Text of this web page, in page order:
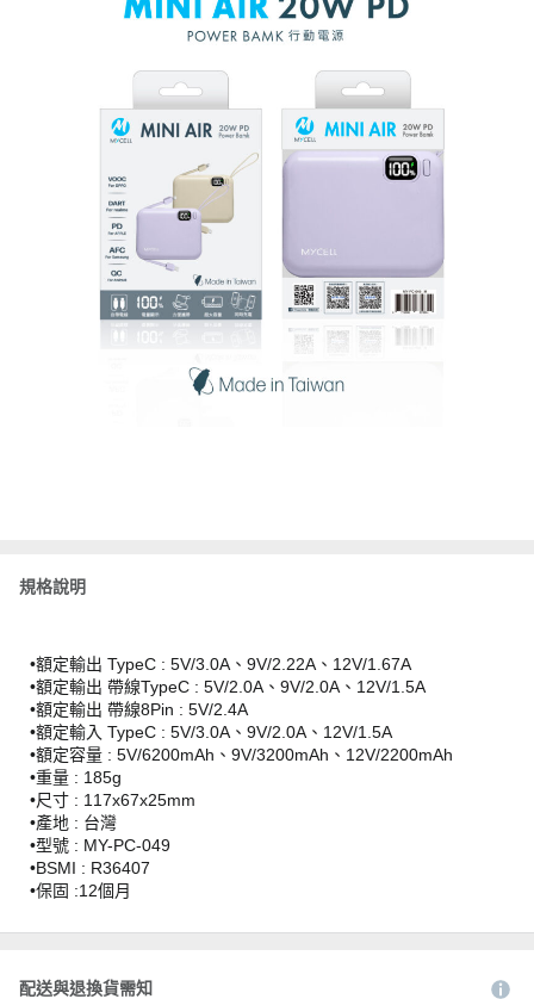
規格說明
•額定輸出 TypeC : 5V/3.0A、9V/2.22A、12V/1.67A
•額定輸出 帶線TypeC : 5V/2.0A、9V/2.0A、12V/1.5A
•額定輸出 帶線8Pin : 5V/2.4A
•額定輸入 TypeC : 5V/3.0A、9V/2.0A、12V/1.5A
•額定容量 : 5V/6200mAh、9V/3200mAh、12V/2200mAh
•重量 : 185g
•尺寸 : 117x67x25mm
•產地 : 台灣
•型號 : MY-PC-049
•BSMI : R36407
•保固 :12個月
配送與退換貨需知